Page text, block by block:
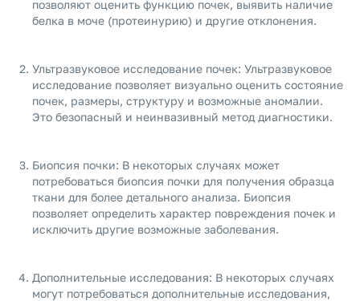
позволяют оценить функцию почек, выявить наличие
белка в моче (протеинурию) и другие отклонения.
Ультразвуковое исследование почек: Ультразвуковое
исследование позволяет визуально оценить состояние
почек, размеры, структуру и возможные аномалии.
Это безопасный и неинвазивный метод диагностики.
Биопсия почки: В некоторых случаях может
потребоваться биопсия почки для получения образца
ткани для более детального анализа. Биопсия
позволяет определить характер повреждения почек и
исключить другие возможные заболевания.
Дополнительные исследования: В некоторых случаях
могут потребоваться дополнительные исследования,